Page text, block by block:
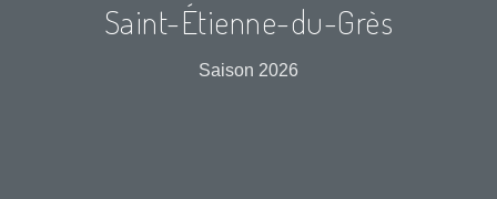
Saint-Étienne-du-Grès
Saison 2026